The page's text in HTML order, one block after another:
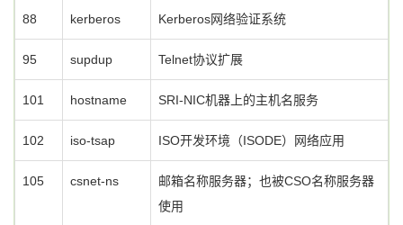
88 kerberos Kerberos网络验证系统
95 supdup Telnet协议扩展
101 hostname SRI-NIC机器上的主机名服务
102 iso-tsap ISO开发环境（ISODE）网络应用
105 csnet-ns
邮箱名称服务器；也被CSO名称服务器
使用